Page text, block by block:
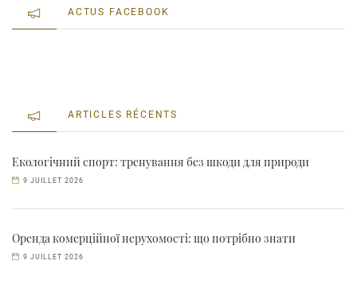
ACTUS FACEBOOK
ARTICLES RÉCENTS
Екологічний спорт: тренування без шкоди для природи
9 JUILLET 2026
Оренда комерційної нерухомості: що потрібно знати
9 JUILLET 2026